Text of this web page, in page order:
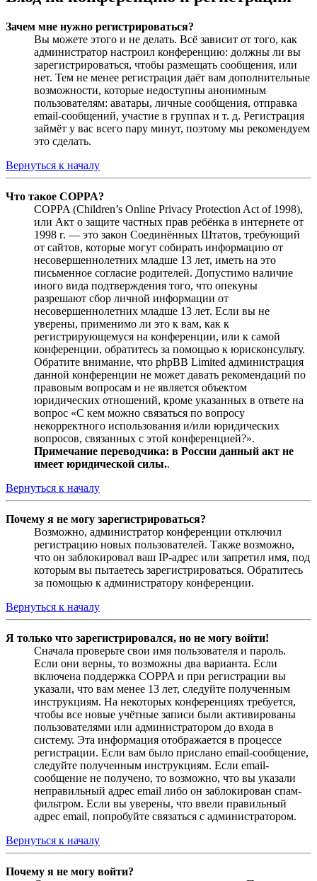
Зачем мне нужно регистрироваться?
Вы можете этого и не делать. Всё зависит от того, как
администратор настроил конференцию: должны ли вы
зарегистрироваться, чтобы размещать сообщения, или
нет. Тем не менее регистрация даёт вам дополнительные
возможности, которые недоступны анонимным
пользователям: аватары, личные сообщения, отправка
email-сообщений, участие в группах и т. д. Регистрация
займёт у вас всего пару минут, поэтому мы рекомендуем
это сделать.
Вернуться к началу
Что такое COPPA?
COPPA (Children’s Online Privacy Protection Act of 1998),
или Акт о защите частных прав ребёнка в интернете от
1998 г. — это закон Соединённых Штатов, требующий
от сайтов, которые могут собирать информацию от
несовершеннолетних младше 13 лет, иметь на это
письменное согласие родителей. Допустимо наличие
иного вида подтверждения того, что опекуны
разрешают сбор личной информации от
несовершеннолетних младше 13 лет. Если вы не
уверены, применимо ли это к вам, как к
регистрирующемуся на конференции, или к самой
конференции, обратитесь за помощью к юрисконсульту.
Обратите внимание, что phpBB Limited администрация
данной конференции не может давать рекомендаций по
правовым вопросам и не является объектом
юридических отношений, кроме указанных в ответе на
вопрос «С кем можно связаться по вопросу
некорректного использования и/или юридических
вопросов, связанных с этой конференцией?».
Примечание переводчика: в России данный акт не
имеет юридической силы..
Вернуться к началу
Почему я не могу зарегистрироваться?
Возможно, администратор конференции отключил
регистрацию новых пользователей. Также возможно,
что он заблокировал ваш IP-адрес или запретил имя, под
которым вы пытаетесь зарегистрироваться. Обратитесь
за помощью к администратору конференции.
Вернуться к началу
Я только что зарегистрировался, но не могу войти!
Сначала проверьте свои имя пользователя и пароль.
Если они верны, то возможны два варианта. Если
включена поддержка COPPA и при регистрации вы
указали, что вам менее 13 лет, следуйте полученным
инструкциям. На некоторых конференциях требуется,
чтобы все новые учётные записи были активированы
пользователями или администратором до входа в
систему. Эта информация отображается в процессе
регистрации. Если вам было прислано email-сообщение,
следуйте полученным инструкциям. Если email-
сообщение не получено, то возможно, что вы указали
неправильный адрес email либо он заблокирован спам-
фильтром. Если вы уверены, что ввели правильный
адрес email, попробуйте связаться с администратором.
Вернуться к началу
Почему я не могу войти?